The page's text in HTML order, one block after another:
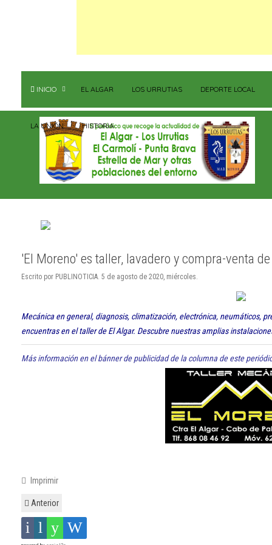
INICIO EL ALGAR LOS URRUTIAS DEPORTE LOCAL
LA UNIÓN HISTORIA
'El Moreno' es taller, lavadero y compra-venta
Escrito por PUBLINOTICIA. 5 de agosto de 2020, miércoles.
Mecánica en general, diagnosis, climatización, electrónica, neumáticos,
encuentras en el taller de El Algar. Descubre nuestras amplias
Más información en el bánner de publicidad de la columna de este
Imprimir
Anterior